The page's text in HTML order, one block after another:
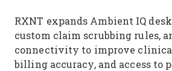
RXNT expands Ambient IQ
custom claim scrubbing rules,
connectivity to improve
billing accuracy, and access to